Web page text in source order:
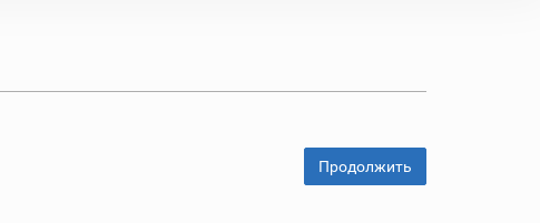
Продолжить